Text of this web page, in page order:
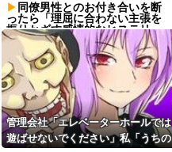
同僚男性とのお付き合いを断
ったら「理屈に合わない主張を
振りかざす感情的なヒステリー
女」と言いふらされて・・・
退職してしばらく経った頃、
元職場の取引先から連絡が来
た。話を聞くと納得できない内
容で…
義両親「空き家になるし住ん
でいいよ」私たち「じゃあお言
葉に甘えて…」→引っ越した途
端、予想外の出来事が待ってい
管理会社「エレベーターホールでは
遊ばせないでください」私「うちの